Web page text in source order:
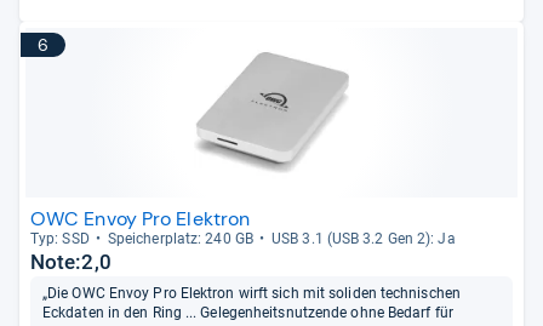
6
OWC Envoy Pro Elektron
Typ: SSD Spei­cher­platz: 240 GB USB 3.1 (USB 3.2 Gen 2): Ja
Note:2,0
„Die OWC Envoy Pro Elektron wirft sich mit soliden technischen
Eckdaten in den Ring ... Gelegenheitsnutzende ohne Bedarf für